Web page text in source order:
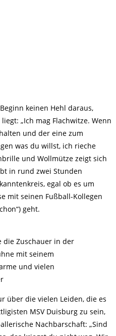
keinen Hehl daraus,
„Ich mag Flachwitze. Wenn
und der eine zum
was du willst, ich rieche
und Wollmütze zeigt sich
in rund zwei Stunden
egal ob es um
mit seinen Fußball-Kollegen
geht.
die Zuschauer in der
mit seinem
und vielen
über die vielen Leiden, die es
MSV Duisburg zu sein,
Nachbarschaft: „Sind